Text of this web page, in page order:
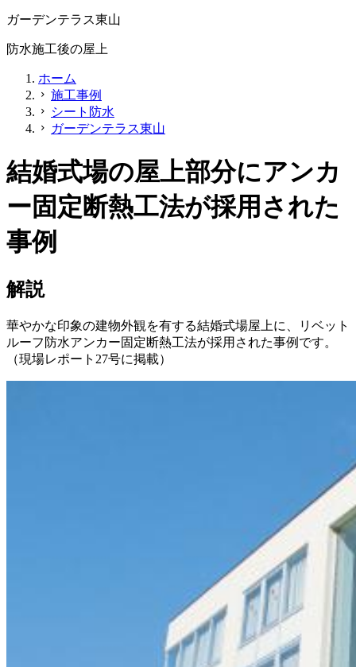
ガーデンテラス東山
防水施工後の屋上
ホーム
chevron_right 施工事例
chevron_right シート防水
chevron_right ガーデンテラス東山
結婚式場の屋上部分にアンカ
ー固定断熱工法が採用された
事例
解説
華やかな印象の建物外観を有する結婚式場屋上に、リベット
ルーフ防水アンカー固定断熱工法が採用された事例です。
（現場レポート27号に掲載）